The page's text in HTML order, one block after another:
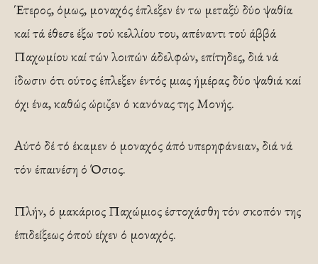
Έτερος, όμως, μοναχός έπλεξεν έν τω μεταξύ δύο ψαθία
καί τά έθεσε έξω τού κελλίου του, απέναντι τού άββά
Παχωμίου καί τών λοιπών άδελφών, επίτηδες, διά νά
ίδωσιν ότι ούτος έπλεξεν έντός μιας ήμέρας δύο ψαθιά καί
όχι ένα, καθώς ώριζεν ό κανόνας της Μονής.
Αύτό δέ τό έκαμεν ό μοναχός άπό υπερηφάνειαν, διά νά
τόν έπαινέση ό Όσιος.
Πλήν, ό μακάριος Παχώμιος έστοχάσθη τόν σκοπόν της
έπιδείξεως όπού είχεν ό μοναχός.